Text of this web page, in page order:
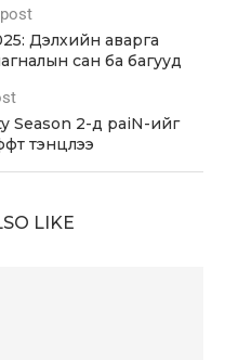
Дэлхийн аварга
сан ба багууд
Season 2-д paiN-ийг
тэнцлээ
LIKE